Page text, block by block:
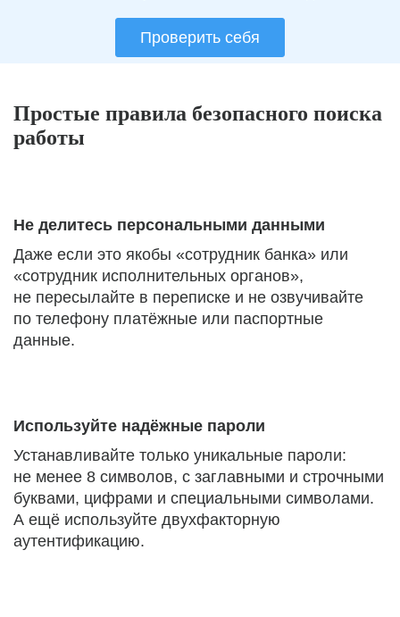
Проверить себя
Простые правила безопасного поиска
работы
Не делитесь персональными данными
Даже если это якобы «сотрудник банка» или
«сотрудник исполнительных органов»,
не пересылайте в переписке и не озвучивайте
по телефону платёжные или паспортные
данные.
Используйте надёжные пароли
Устанавливайте только уникальные пароли:
не менее 8 символов, с заглавными и строчными
буквами, цифрами и специальными символами.
А ещё используйте двухфакторную
аутентификацию.